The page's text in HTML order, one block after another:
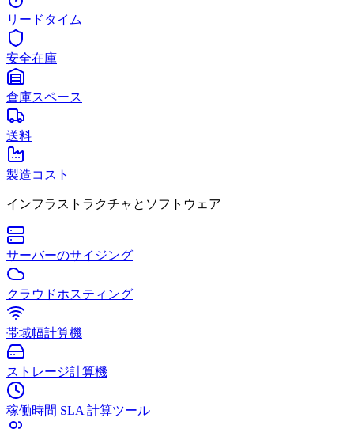
リードタイム
安全在庫
倉庫スペース
送料
製造コスト
インフラストラクチャとソフトウェア
サーバーのサイジング
クラウドホスティング
帯域幅計算機
ストレージ計算機
稼働時間 SLA 計算ツール